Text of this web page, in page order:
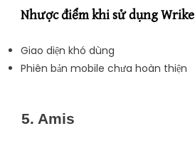
Nhược điểm khi sử dụng Wrike
Giao diện khó dùng
Phiên bản mobile chưa hoàn thiện
5. Amis